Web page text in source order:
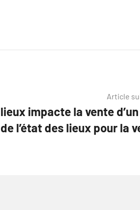
Article
impacte la vente
l’état des lieux pour la